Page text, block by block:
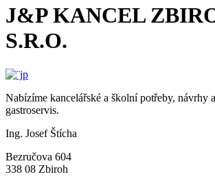
J&P KANCEL
S.R.O.
Nabízíme kancelářské a školní potřeby, návrhy
gastroservis.
Ing. Josef Štícha
Bezručova 604
338 08 Zbiroh